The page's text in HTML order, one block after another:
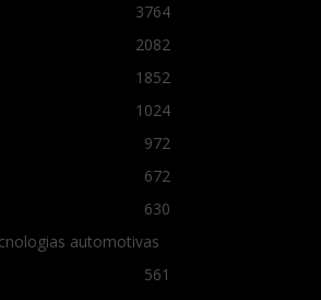
3764
2082
1852
1024
972
672
630
automotivas
561